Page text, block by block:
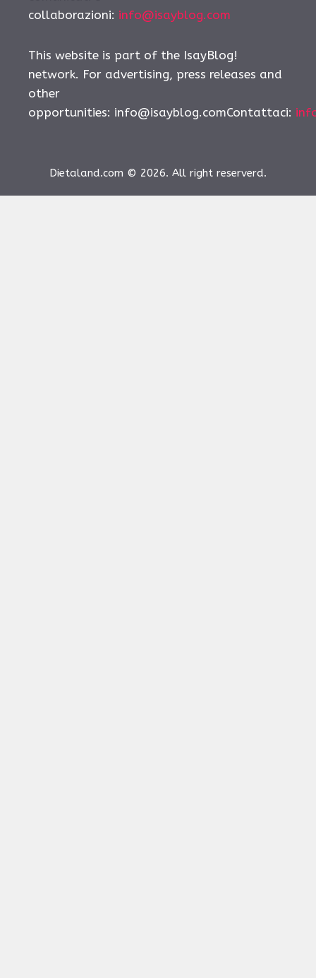
collaborazioni: info@isayblog.com
This website is part of the IsayBlog!
network. For advertising, press releases and
other
opportunities: info@isayblog.comContattaci:
Dietaland.com © 2026. All right reserverd.